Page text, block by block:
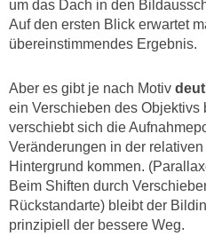
um das Dach in den
Auf den ersten Blick erwartet
übereinstimmendes Ergebnis.
Aber es gibt je nach Motiv
ein Verschieben des Objektivs
verschiebt sich die
Veränderungen in der
Hintergrund kommen.
Beim Shiften durch
Rückstandarte) bleibt der
prinzipiell der bessere Weg.